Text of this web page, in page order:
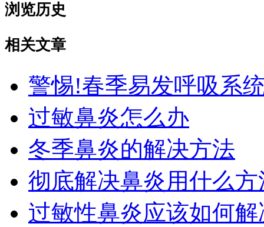
浏览历史
相关文章
警惕!春季易发呼吸系
过敏鼻炎怎么办
冬季鼻炎的解决方法
彻底解决鼻炎用什么方
过敏性鼻炎应该如何解